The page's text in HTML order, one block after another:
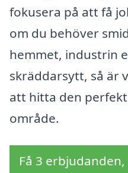
fokusera på att få
om du behöver
hemmet, industrin
skräddarsytt, så är
att hitta den
område.
Få 3